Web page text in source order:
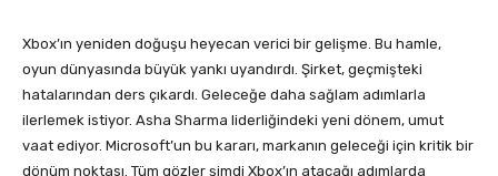
Xbox’ın yeniden doğuşu heyecan verici bir gelişme. Bu hamle,
oyun dünyasında büyük yankı uyandırdı. Şirket, geçmişteki
hatalarından ders çıkardı. Geleceğe daha sağlam adımlarla
ilerlemek istiyor. Asha Sharma liderliğindeki yeni dönem, umut
vaat ediyor. Microsoft’un bu kararı, markanın geleceği için kritik bir
dönüm noktası. Tüm gözler şimdi Xbox’ın atacağı adımlarda